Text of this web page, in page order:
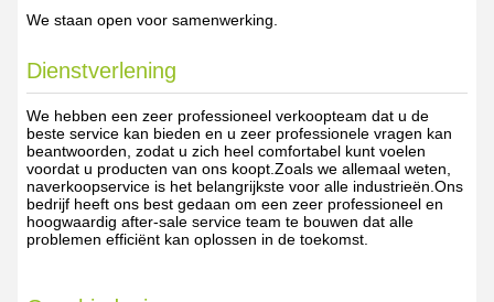
We staan open voor samenwerking.
Dienstverlening
We hebben een zeer professioneel verkoopteam dat u de
beste service kan bieden en u zeer professionele vragen kan
beantwoorden, zodat u zich heel comfortabel kunt voelen
voordat u producten van ons koopt.Zoals we allemaal weten,
naverkoopservice is het belangrijkste voor alle industrieën.Ons
bedrijf heeft ons best gedaan om een zeer professioneel en
hoogwaardig after-sale service team te bouwen dat alle
problemen efficiënt kan oplossen in de toekomst.